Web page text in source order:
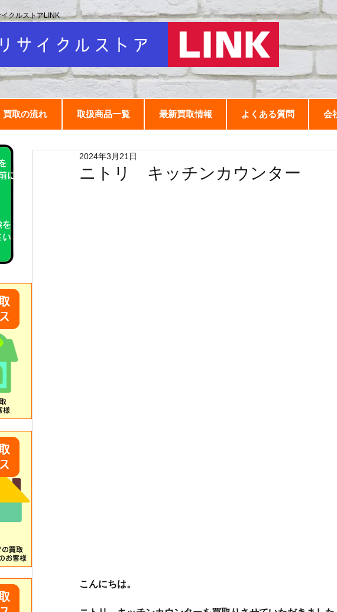
買取の流れ 取扱商品一覧 最新買取情報 よくある質問 会
クルストアLINK
ニトリ キッチンカウンター
2024年3月21日
こんにちは。
に！
を
！